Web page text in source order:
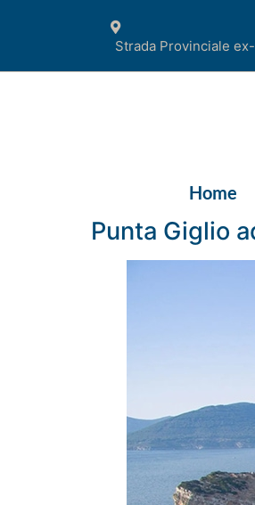
Strada Provinciale
Home
Punta Giglio